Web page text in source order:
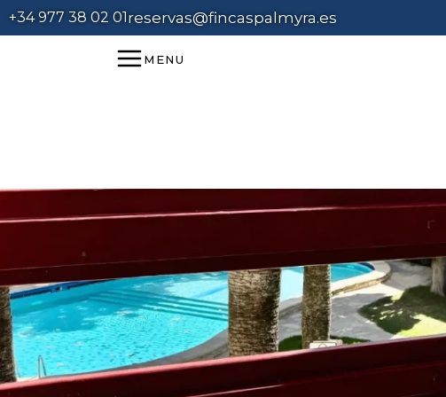
reservas@fincaspalmyra.es
+34 977 38 02 01
MENU